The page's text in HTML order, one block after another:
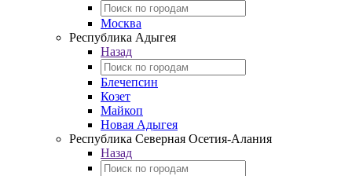
Москва
Республика Адыгея
Назад
Блечепсин
Козет
Майкоп
Новая Адыгея
Республика Северная Осетия-Алания
Назад